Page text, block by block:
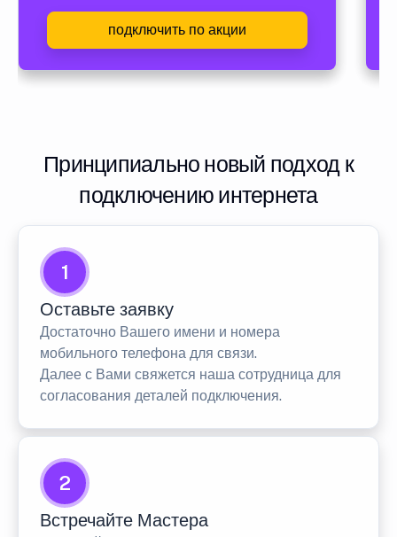
подключить по акции
Принципиально новый подход к
подключению интернета
1
Оставьте заявку
Достаточно Вашего имени и номера
мобильного телефона для связи.
Далее с Вами свяжется наша сотрудница для
согласования деталей подключения.
2
Встречайте Мастера